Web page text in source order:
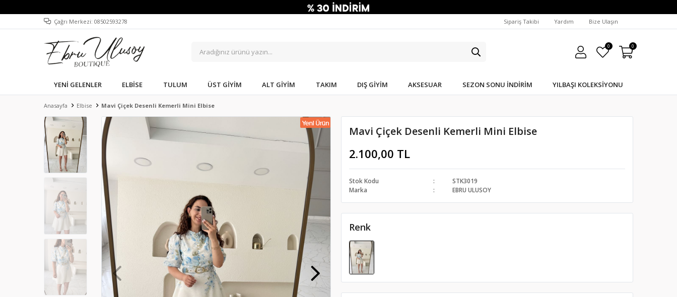
Çağrı Merkezi: 08502593278 Sipariş Takibi Yardım Bize Ulaşın
0 0
YENI GELENLER ELBISE TULUM ÜST GIYIM ALT GIYIM TAKIM DIŞ GIYIM AKSESUAR SEZON SONU İNDIRIM YILBAŞI KOLEKSIYONU
Anasayfa Elbise Mavi Çiçek Desenli Kemerli Mini Elbise
Mavi Çiçek Desenli Kemerli Mini Elbise
2.100,00 TL
Stok Kodu
STK3019
Marka
EBRU ULUSOY
Renk